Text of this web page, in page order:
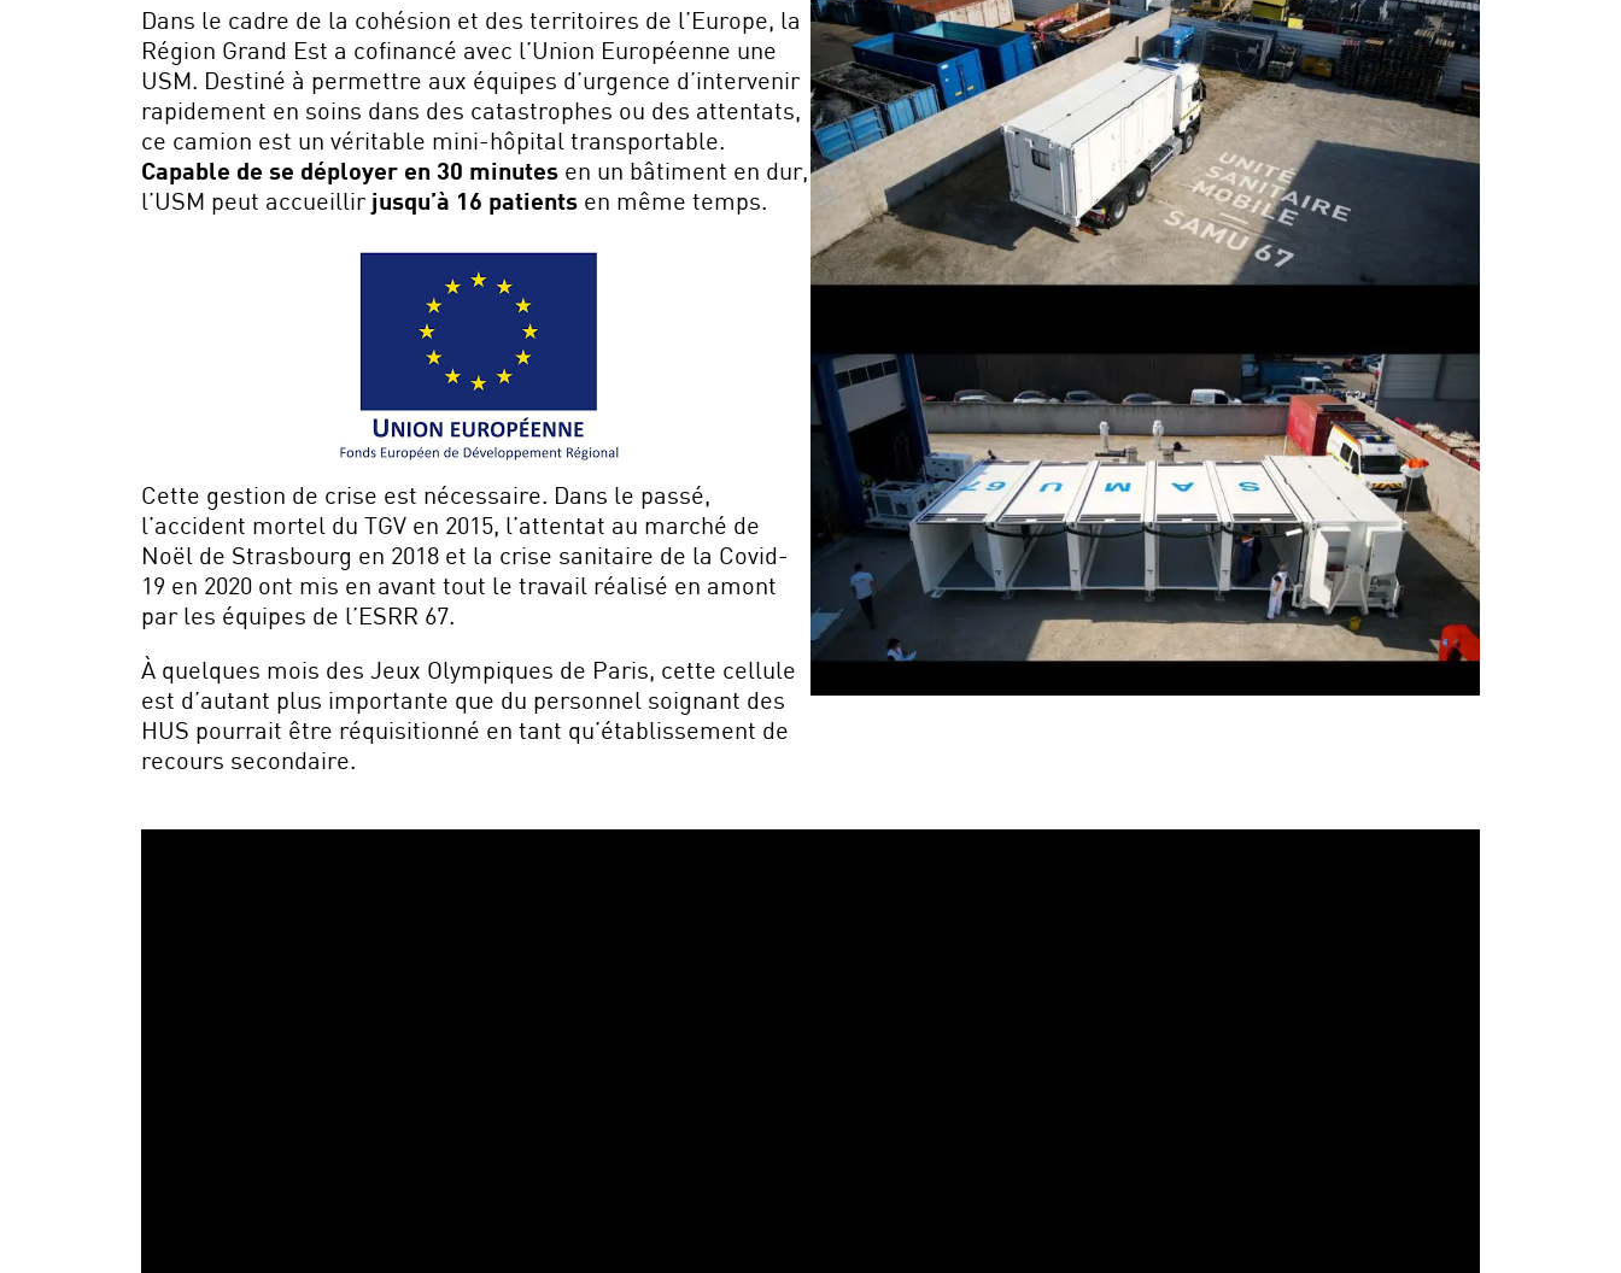
Dans le cadre de la cohésion et des territoires de l’Europe, la
Région Grand Est a cofinancé avec l’Union Européenne une
USM. Destiné à permettre aux équipes d’urgence d’intervenir
rapidement en soins dans des catastrophes ou des attentats,
ce camion est un véritable mini-hôpital transportable.
Capable de se déployer en 30 minutes en un bâtiment en dur,
l’USM peut accueillir jusqu’à 16 patients en même temps.
Cette gestion de crise est nécessaire. Dans le passé,
l’accident mortel du TGV en 2015, l’attentat au marché de
Noël de Strasbourg en 2018 et la crise sanitaire de la Covid-
19 en 2020 ont mis en avant tout le travail réalisé en amont
par les équipes de l’ESRR 67.
À quelques mois des Jeux Olympiques de Paris, cette cellule
est d’autant plus importante que du personnel soignant des
HUS pourrait être réquisitionné en tant qu’établissement de
recours secondaire.